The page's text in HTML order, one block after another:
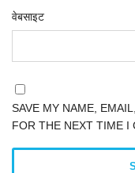
वेबसाइट
SAVE MY NAME,
FOR THE NEXT TIME I